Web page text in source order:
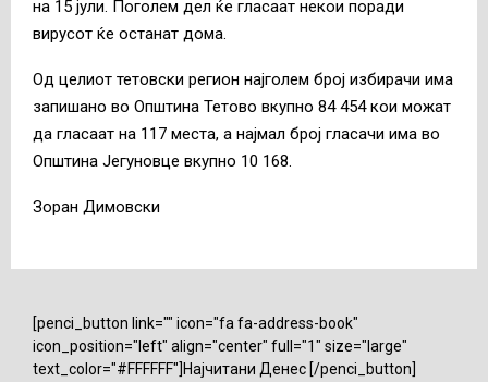
на 15 јули. Поголем дел ќе гласаат некои поради
вирусот ќе останат дома.
Од целиот тетовски регион најголем број избирачи има
запишано во Општина Тетово вкупно 84 454 кои можат
да гласаат на 117 места, а најмал број гласачи има во
Општина Јегуновце вкупно 10 168.
Зоран Димовски
[penci_button link="" icon="fa fa-address-book"
icon_position="left" align="center" full="1" size="large"
text_color="#FFFFFF"]Најчитани Денес [/penci_button]